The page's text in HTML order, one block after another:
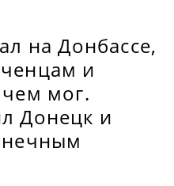
на Донбассе,
и
мог.
Донецк и